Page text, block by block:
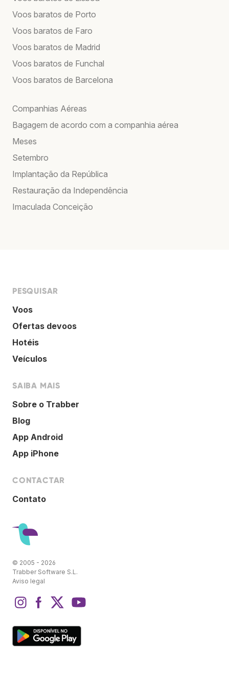
Voos baratos de Porto
Voos baratos de Faro
Voos baratos de Madrid
Voos baratos de Funchal
Voos baratos de Barcelona
Companhias Aéreas
Bagagem de acordo com a companhia aérea
Meses
Setembro
Implantação da República
Restauração da Independência
Imaculada Conceição
PESQUISAR
Voos
Ofertas devoos
Hotéis
Veículos
SAIBA MAIS
Sobre o Trabber
Blog
App Android
App iPhone
CONTACTAR
Contato
© 2005 - 2026
Trabber Software S.L.
Aviso legal